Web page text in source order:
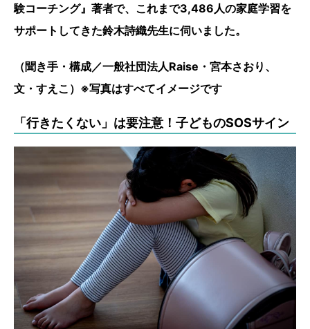
験コーチング』著者で、これまで3,486人の家庭学習を
サポートしてきた鈴木詩織先生に伺いました。
（聞き手・構成／一般社団法人Raise・宮本さおり、
文・すえこ）※写真はすべてイメージです
「行きたくない」は要注意！子どものSOSサイン